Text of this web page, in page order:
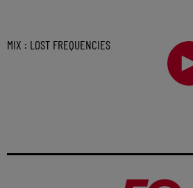
MIX : LOST FREQUENCIES